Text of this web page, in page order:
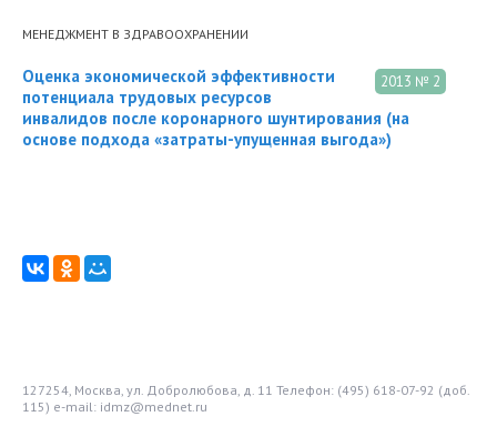
МЕНЕДЖМЕНТ В ЗДРАВООХРАНЕНИИ
2013 № 2
Оценка экономической эффективности
потенциала трудовых ресурсов
инвалидов после коронарного шунтирования (на
основе подхода «затраты-упущенная выгода»)
127254, Москва, ул. Добролюбова, д. 11 Телефон: (495) 618-07-92 (доб.
115) e-mail: idmz@mednet.ru